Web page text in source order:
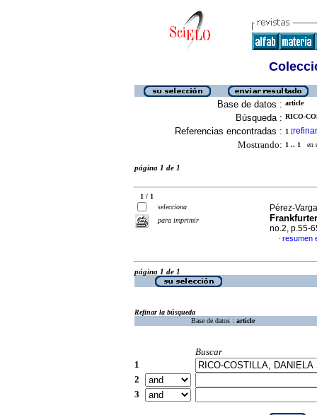
Base de datos : article
Búsqueda : RICO-
Referencias encontradas : 1 [refinar
Mostrando: 1 .. 1 en
página 1 de 1
1 / 1
selecciona
para imprimir
Pérez-
no.2, p.55-
· resumen
página 1 de 1
Refinar la búsqueda
Base de datos : article
Buscar
1
2
3